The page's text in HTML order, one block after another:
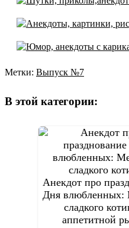
Метки: Выпуск №7
В этой категории:
Анекдот про
Дня
сладкого
аппетитной
по